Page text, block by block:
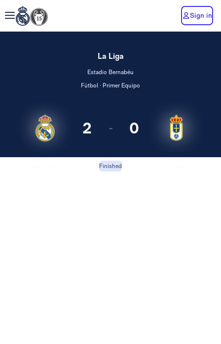
Sign in
La Liga
Estadio Bernabéu
Fútbol · Primer Equipo
2 - 0
Finished